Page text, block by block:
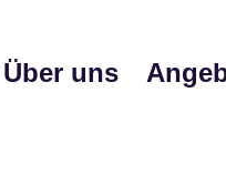
Über uns